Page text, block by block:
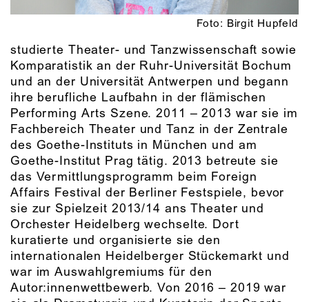
Foto: Birgit Hupfeld
studierte Theater- und Tanzwissenschaft sowie
Komparatistik an der Ruhr-Universität Bochum
und an der Universität Antwerpen und begann
ihre berufliche Laufbahn in der flämischen
Performing Arts Szene. 2011 – 2013 war sie im
Fachbereich Theater und Tanz in der Zentrale
des Goethe-Instituts in München und am
Goethe-Institut Prag tätig. 2013 betreute sie
das Vermittlungsprogramm beim Foreign
Affairs Festival der Berliner Festspiele, bevor
sie zur Spielzeit 2013/14 ans Theater und
Orchester Heidelberg wechselte. Dort
kuratierte und organisierte sie den
internationalen Heidelberger Stückemarkt und
war im Auswahlgremiums für den
Autor:innenwettbewerb. Von 2016 – 2019 war